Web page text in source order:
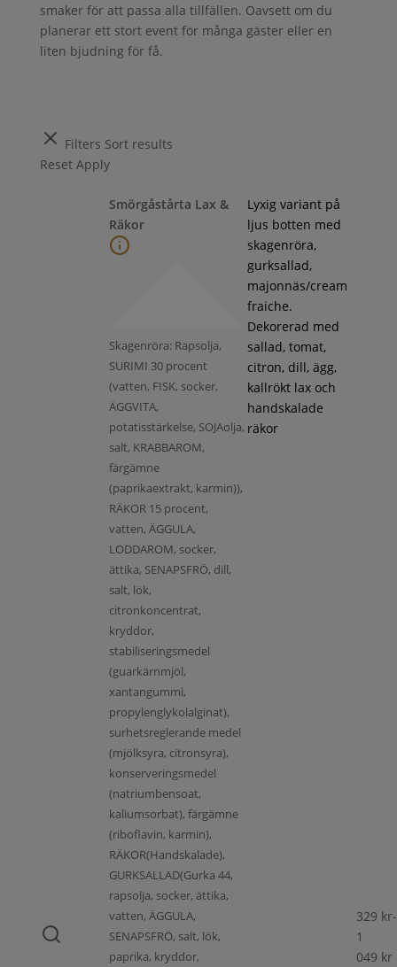
smaker för att passa alla tillfällen. Oavsett om du
planerar ett stort event för många gäster eller en
liten bjudning för få.
Filters Sort results
Reset Apply
Smörgåstårta Lax &
Räkor
Skagenröra: Rapsolja,
SURIMI 30 procent
(vatten, FISK, socker,
ÄGGVITA,
potatisstärkelse, SOJAolja,
salt, KRABBAROM,
färgämne
(paprikaextrakt, karmin)),
RÄKOR 15 procent,
vatten, ÄGGULA,
LODDAROM, socker,
ättika, SENAPSFRÖ, dill,
salt, lök,
citronkoncentrat,
kryddor,
stabiliseringsmedel
(guarkärnmjöl,
xantangummi,
propylenglykolalginat),
surhetsreglerande medel
(mjölksyra, citronsyra),
konserveringsmedel
(natriumbensoat,
kaliumsorbat), färgämne
(riboflavin, karmin),
RÄKOR(Handskalade),
GURKSALLAD(Gurka 44,
rapsolja, socker, ättika,
vatten, ÄGGULA,
SENAPSFRÖ, salt, lök,
paprika, kryddor,
Lyxig variant på
ljus botten med
skagenröra,
gurksallad,
majonnäs/cream
fraiche.
Dekorerad med
sallad, tomat,
citron, dill, ägg,
kallrökt lax och
handskalade
räkor
329 kr-
1
049 kr